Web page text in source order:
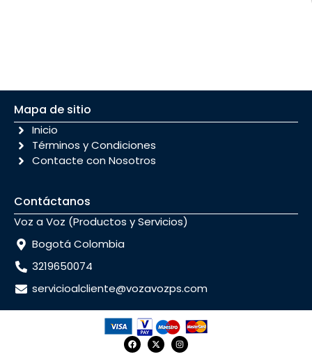
Mapa de sitio
Inicio
Términos y Condiciones
Contacte con Nosotros
Contáctanos
Voz a Voz (Productos y Servicios)
Bogotá Colombia
3219650074
servicioalcliente@vozavozps.com